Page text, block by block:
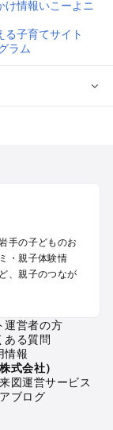
手の子どものお
・親子体験情
、親子のつなが
運営者の方
ある質問
情報
式会社）
図運営サービス
ブログ